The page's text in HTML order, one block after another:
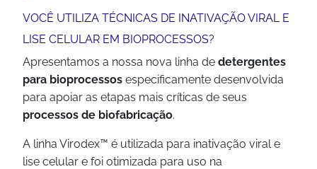
VOCÊ UTILIZA TÉCNICAS DE INATIVAÇÃO VIRAL E
LISE CELULAR EM BIOPROCESSOS?
Apresentamos a nossa nova linha de detergentes
para bioprocessos especificamente desenvolvida
para apoiar as etapas mais críticas de seus
processos de biofabricação.
A linha Virodex™ é utilizada para inativação viral e
lise celular e foi otimizada para uso na